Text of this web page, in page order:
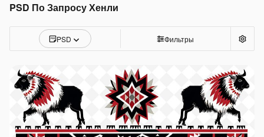
PSD По Запросу Хенли
PSD Фильтры